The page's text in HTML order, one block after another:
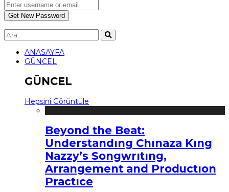
ANASAYFA
GÜNCEL
GÜNCEL
Hepsini Görüntüle
Beyond the Beat:
Understandıng Chınaza Kıng
Nazzy’s Songwrıtıng,
Arrangement and Productıon
Practıce